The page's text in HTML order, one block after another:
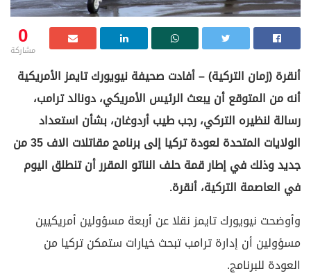
0
مشاركة
أنقرة (زمان التركية) – أفادت صحيفة نيويورك تايمز الأمريكية
أنه من المتوقع أن يبعث الرئيس الأمريكي، دونالد ترامب،
رسالة لنظيره التركي، رجب طيب أردوغان، بشأن استعداد
الولايات المتحدة لعودة تركيا إلى برنامج مقاتلات الاف 35 من
جديد وذلك في إطار قمة حلف الناتو المقرر أن تنطلق اليوم
في العاصمة التركية، أنقرة.
وأوضحت نيويورك تايمز نقلا عن أربعة مسؤولين أمريكيين
مسؤولين أن إدارة ترامب تبحث خيارات ستمكن تركيا من
العودة للبرنامج.